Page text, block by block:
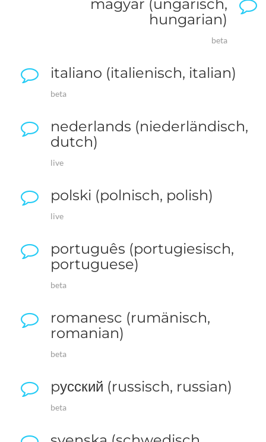
magyar (ungarisch,
hungarian)
beta
italiano (italienisch, italian)
beta
nederlands (niederländisch,
dutch)
live
polski (polnisch, polish)
live
português (portugiesisch,
portuguese)
beta
romanesc (rumänisch,
romanian)
beta
pусский (russisch, russian)
beta